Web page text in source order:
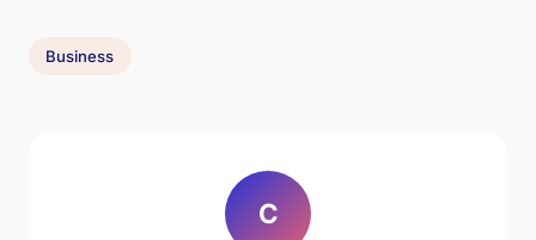
Business
C